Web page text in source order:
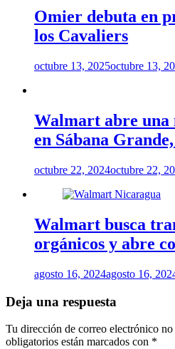
Omier debuta en
los Cavaliers
octubre 13, 2025octubre 13,
Walmart abre una
en Sábana
octubre 22, 2024octubre 22,
Walmart busca
orgánicos y abre
agosto 16, 2024agosto 16,
Deja una respuesta
Tu dirección de correo electrónico no
obligatorios están marcados con *